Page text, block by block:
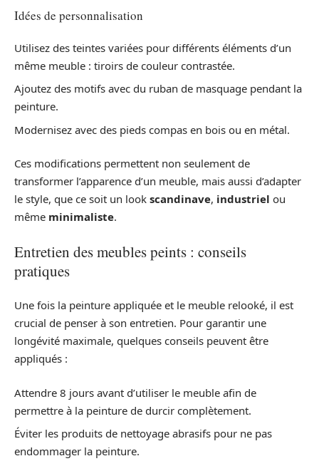
Idées de personnalisation
Utilisez des teintes variées pour différents éléments d’un
même meuble : tiroirs de couleur contrastée.
Ajoutez des motifs avec du ruban de masquage pendant la
peinture.
Modernisez avec des pieds compas en bois ou en métal.
Ces modifications permettent non seulement de
transformer l’apparence d’un meuble, mais aussi d’adapter
le style, que ce soit un look scandinave, industriel ou
même minimaliste.
Entretien des meubles peints : conseils
pratiques
Une fois la peinture appliquée et le meuble relooké, il est
crucial de penser à son entretien. Pour garantir une
longévité maximale, quelques conseils peuvent être
appliqués :
Attendre 8 jours avant d’utiliser le meuble afin de
permettre à la peinture de durcir complètement.
Éviter les produits de nettoyage abrasifs pour ne pas
endommager la peinture.